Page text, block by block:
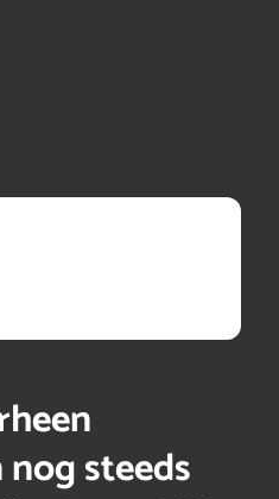
steeds